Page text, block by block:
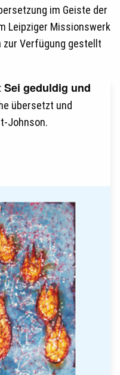
im Geiste der
Leipziger Missionswerk
Verfügung gestellt
Sei geduldig und
übersetzt und
Johnson.